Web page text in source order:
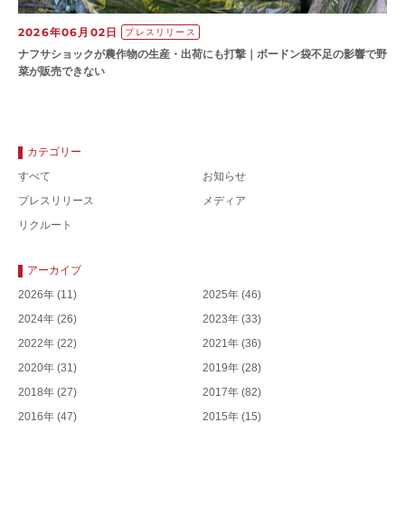
2026年06月02日 プレスリリース
ナフサショックが農作物の⽣産・出荷にも打撃｜ボードン袋不⾜の影響で野
菜が販売できない
カテゴリー
すべて
お知らせ
プレスリリース
メディア
リクルート
アーカイブ
2026年 (11) 2025年 (46)
2024年 (26) 2023年 (33)
2022年 (22) 2021年 (36)
2020年 (31) 2019年 (28)
2018年 (27) 2017年 (82)
2016年 (47) 2015年 (15)